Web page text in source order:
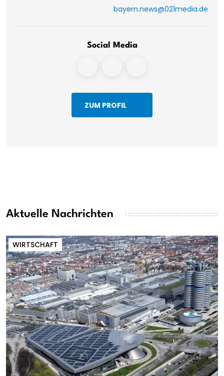
bayern.news@021media.de
Social Media
ZUM PROFIL
Aktuelle Nachrichten
WIRTSCHAFT